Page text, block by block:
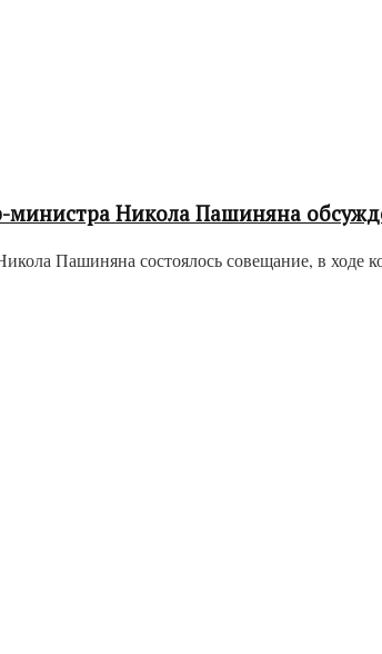
министра Никола Пашиняна
Пашиняна состоялось совещание, в